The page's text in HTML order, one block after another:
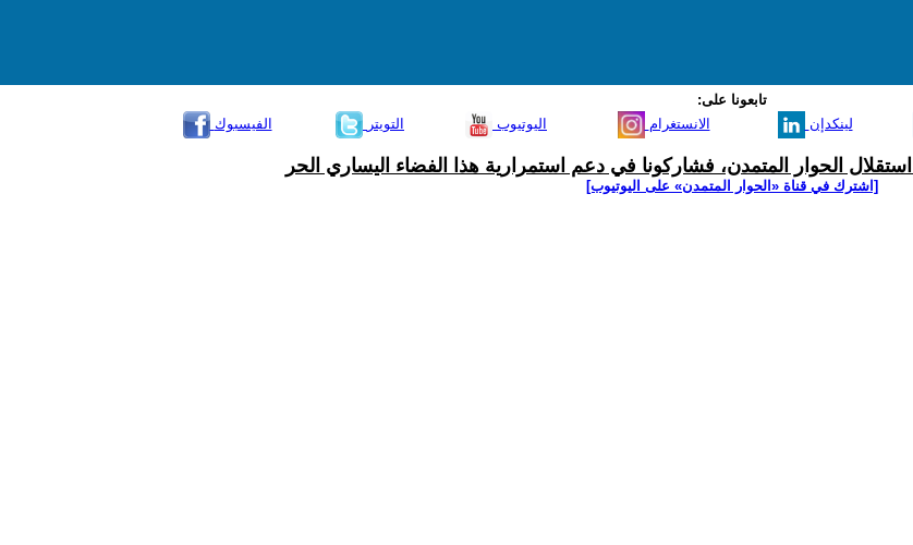
تابعونا على:
الفيسبوك
التويتر اليوتيوب الانستغرام لينكدإن
الحوار المتمدن، فشاركونا في دعم استمرارية هذا الفضاء اليساري الحر
[اشترك في قناة ‫«الحوار المتمدن» على اليوتيوب]